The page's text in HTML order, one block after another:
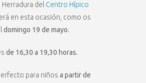
Herradura del Centro Hípico
en esta ocasión, como os
domingo 19 de mayo.
de 16,30 a 19,30 horas.
para niños a partir de